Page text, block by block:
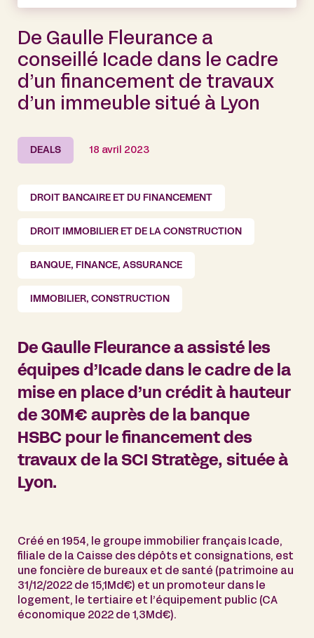
De Gaulle Fleurance a
conseillé Icade dans le cadre
d’un financement de travaux
d’un immeuble situé à Lyon
DEALS 18 avril 2023
DROIT BANCAIRE ET DU FINANCEMENT
DROIT IMMOBILIER ET DE LA CONSTRUCTION
BANQUE, FINANCE, ASSURANCE
IMMOBILIER, CONSTRUCTION
De Gaulle Fleurance a assisté les
équipes d’Icade dans le cadre de la
mise en place d’un crédit à hauteur
de 30M€ auprès de la banque
HSBC pour le financement des
travaux de la SCI Stratège, située à
Lyon.
Créé en 1954, le groupe immobilier français Icade,
filiale de la Caisse des dépôts et consignations, est
une foncière de bureaux et de santé (patrimoine au
31/12/2022 de 15,1Md€) et un promoteur dans le
logement, le tertiaire et l’équipement public (CA
économique 2022 de 1,3Md€).